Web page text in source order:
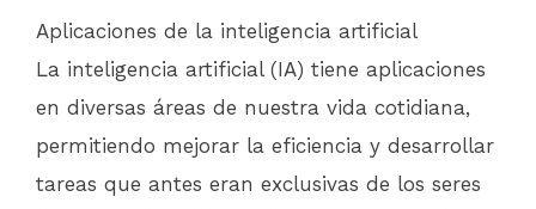
Aplicaciones de la inteligencia artificial
La inteligencia artificial (IA) tiene aplicaciones
en diversas áreas de nuestra vida cotidiana,
permitiendo mejorar la eficiencia y desarrollar
tareas que antes eran exclusivas de los seres